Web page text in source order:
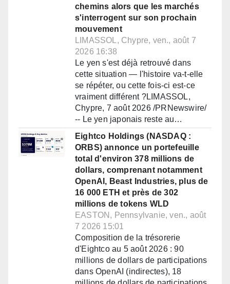
chemins alors que les marchés
s'interrogent sur son prochain
mouvement
LIMASSOL, Chypre, ven., août 7
2026 16:38
Le yen s'est déjà retrouvé dans
cette situation — l'histoire va-t-elle
se répéter, ou cette fois-ci est-ce
vraiment différent ?LIMASSOL,
Chypre, 7 août 2026 /PRNewswire/
-- Le yen japonais reste au…
Eightco Holdings (NASDAQ :
ORBS) annonce un portefeuille
total d'environ 378 millions de
dollars, comprenant notamment
OpenAI, Beast Industries, plus de
16 000 ETH et près de 302
millions de tokens WLD
EASTON, Pennsylvanie, ven., août
7 2026 15:01
Composition de la trésorerie
d'Eightco au 5 août 2026 : 90
millions de dollars de participations
dans OpenAI (indirectes), 18